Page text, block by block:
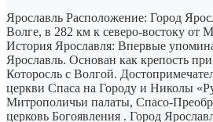
Ярославль Расположение: Город
Волге, в 282 км к северо-востоку от
История Ярославля: Впервые
Ярославль. Основан как крепость
Которосль с Волгой.
церкви Спаса на Городу и Николы
Митрополичьи палаты, Спасо-
церковь Богоявления . Город